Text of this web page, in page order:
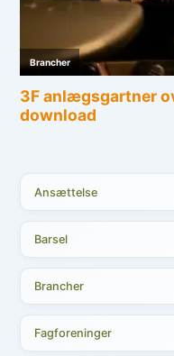
Ansættelse
Barsel
Brancher
Fagforeninger